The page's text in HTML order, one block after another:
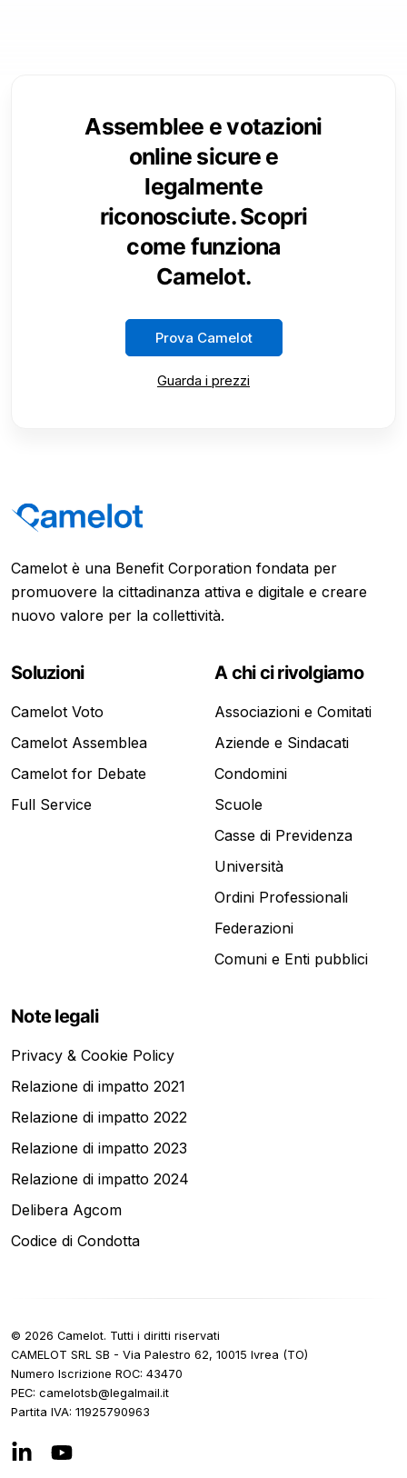
Assemblee e votazioni
online sicure e
legalmente
riconosciute. Scopri
come funziona
Camelot.
Prova Camelot
Guarda i prezzi
Camelot è una Benefit Corporation fondata per
promuovere la cittadinanza attiva e digitale e creare
nuovo valore per la collettività.
Soluzioni
Camelot Voto
Camelot Assemblea
Camelot for Debate
Full Service
A chi ci rivolgiamo
Associazioni e Comitati
Aziende e Sindacati
Condomini
Scuole
Casse di Previdenza
Università
Ordini Professionali
Federazioni
Comuni e Enti pubblici
Note legali
Privacy & Cookie Policy
Relazione di impatto 2021
Relazione di impatto 2022
Relazione di impatto 2023
Relazione di impatto 2024
Delibera Agcom
Codice di Condotta
© 2026 Camelot. Tutti i diritti riservati
CAMELOT SRL SB - Via Palestro 62, 10015 Ivrea (TO)
Numero Iscrizione ROC: 43470
PEC: ti.liamlagel@bstolemac
Partita IVA: 11925790963